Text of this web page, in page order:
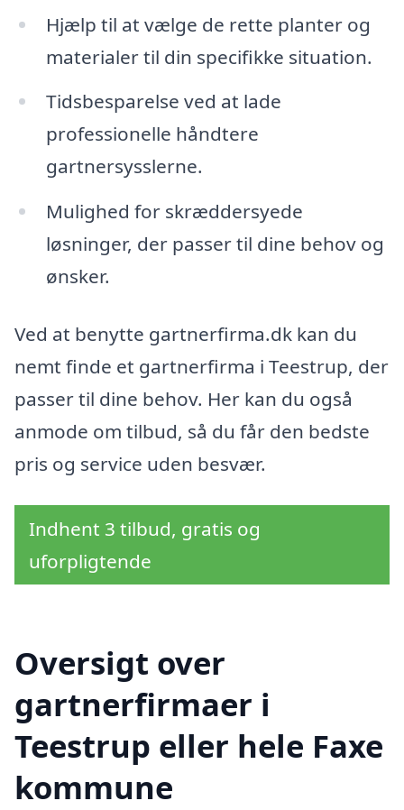
Hjælp til at vælge de rette planter og
materialer til din specifikke situation.
Tidsbesparelse ved at lade
professionelle håndtere
gartnersysslerne.
Mulighed for skræddersyede
løsninger, der passer til dine behov og
ønsker.
Ved at benytte gartnerfirma.dk kan du
nemt finde et gartnerfirma i Teestrup, der
passer til dine behov. Her kan du også
anmode om tilbud, så du får den bedste
pris og service uden besvær.
Indhent 3 tilbud, gratis og
uforpligtende
Oversigt over
gartnerfirmaer i
Teestrup eller hele Faxe
kommune